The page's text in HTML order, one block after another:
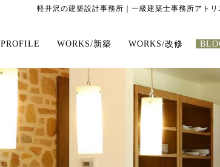
軽井沢の建築設計事務所｜一級建築士事務所アト
PROFILE WORKS/新築 WORKS/改修